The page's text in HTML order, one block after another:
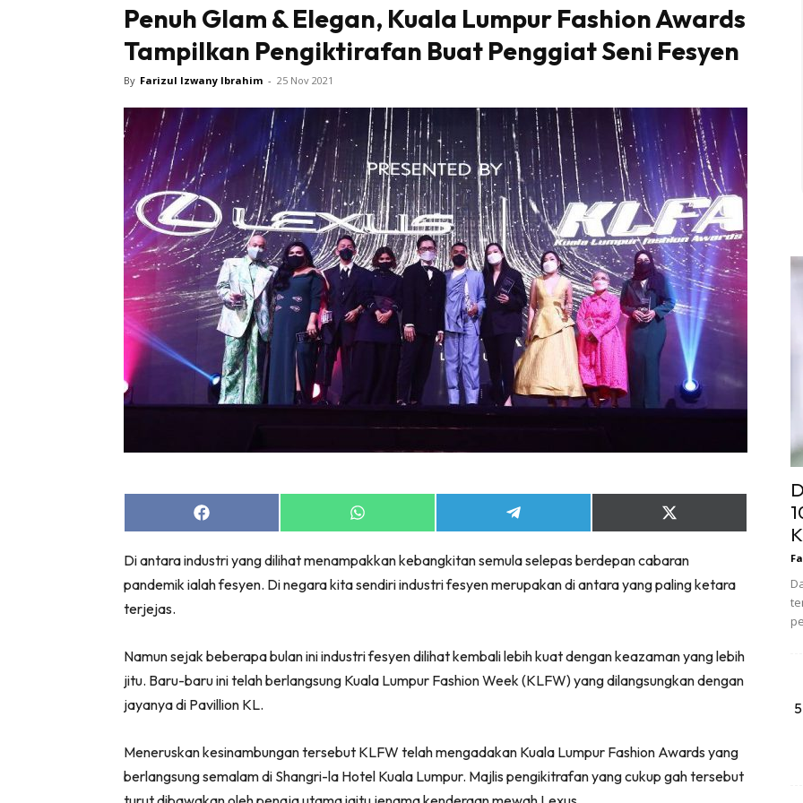
Penuh Glam & Elegan, Kuala Lumpur Fashion Awards
Tampilkan Pengiktirafan Buat Penggiat Seni Fesyen
By Farizul Izwany Ibrahim - 25 Nov 2021
Share
on
Share
on
Share
on
Share
on
(Twitter)
Di antara industri yang dilihat menampakkan kebangkitan semula selepas berdepan cabaran
pandemik ialah fesyen. Di negara kita sendiri industri fesyen merupakan di antara yang paling ketara
terjejas.
Namun sejak beberapa bulan ini industri fesyen dilihat kembali lebih kuat dengan keazaman yang lebih
jitu. Baru-baru ini telah berlangsung Kuala Lumpur Fashion Week (KLFW) yang dilangsungkan dengan
jayanya di Pavillion KL.
Meneruskan kesinambungan tersebut KLFW telah mengadakan Kuala Lumpur Fashion Awards yang
berlangsung semalam di Shangri-la Hotel Kuala Lumpur. Majlis pengikitrafan yang cukup gah tersebut